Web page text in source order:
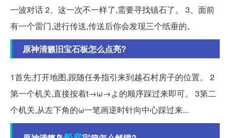
一波对话 2、这一次不一样了,需要寻找镇石了。 3、面前
有一个雷门,进行传送,传送后你会发现三个纸垂的。
原神清籁旧宝石板怎么点亮?
1首先,打开地图,跟随任务指引来到越石村房子的位置。 2
第一个机关,直接按着t→ω→よ的顺序踩过来即可。 3第二
个机关,从左下角的ω一笔画逆时针向中心踩过来...